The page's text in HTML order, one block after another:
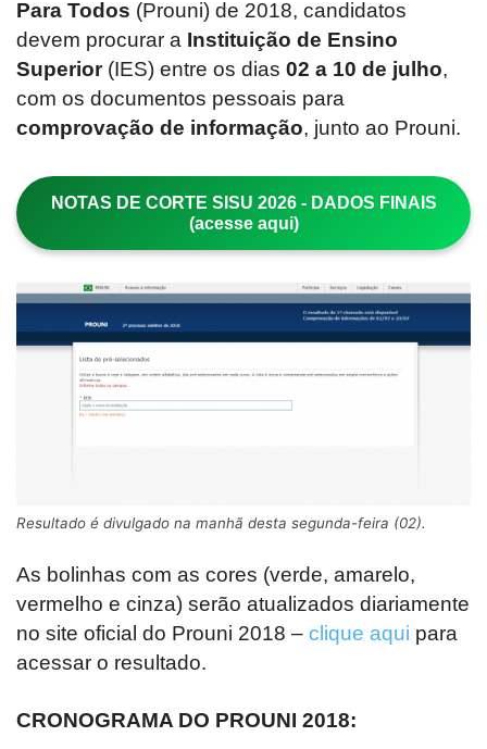
Para Todos (Prouni) de 2018, candidatos
devem procurar a Instituição de Ensino
Superior(IES) entre os dias 02 a 10 de julho,
com os documentos pessoais para
comprovação de informação, junto ao Prouni.
NOTAS DE CORTE SISU 2026 - DADOS FINAIS
(acesse aqui)
Resultado é divulgado na manhã desta segunda-feira (02).
As bolinhas com as cores (verde, amarelo,
vermelho e cinza) serão atualizados diariamente
no site oficial do Prouni 2018 – clique aqui para
acessar o resultado.
CRONOGRAMA DO PROUNI 2018: